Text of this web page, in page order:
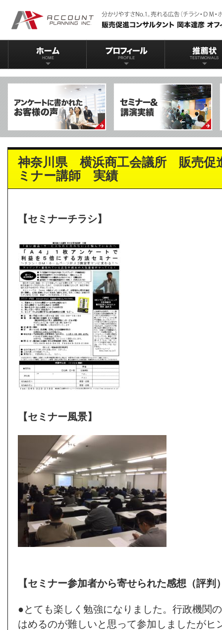
神奈川県 横浜商工会議所 販売促
ミナー講師 実績
【セミナーチラシ】
【セミナー風景】
【セミナー参加者から寄せられた感想（評判
●とても楽しく勉強になりました。行政機関
はめるのが難しいと思って参加しましたがヒ